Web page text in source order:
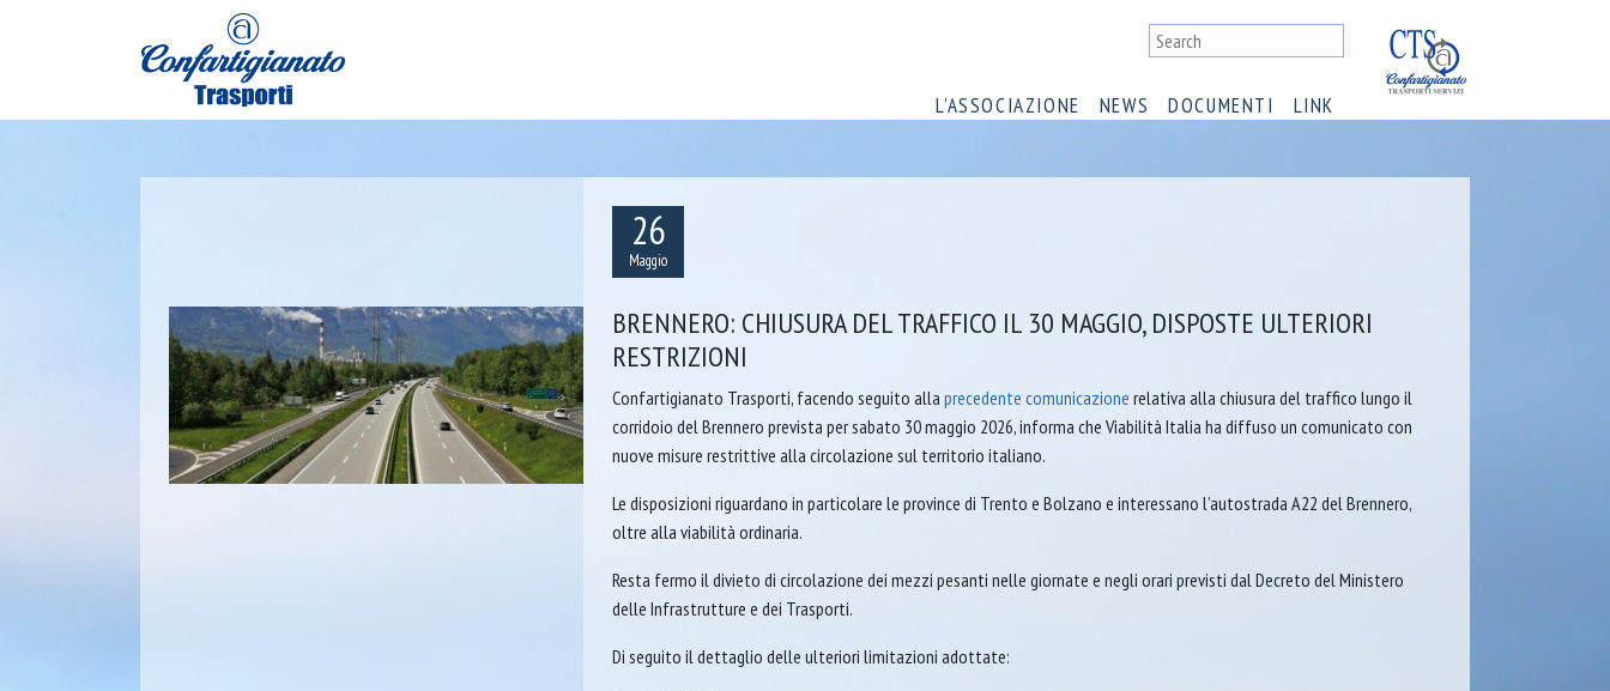
L’ASSOCIAZIONE NEWS DOCUMENTI LINK
26
Maggio
BRENNERO: CHIUSURA DEL TRAFFICO IL 30 MAGGIO, DISPOSTE ULTERIORI
RESTRIZIONI
Confartigianato Trasporti, facendo seguito alla precedente comunicazione relativa alla chiusura del traffico lungo il
corridoio del Brennero prevista per sabato 30 maggio 2026, informa che Viabilità Italia ha diffuso un comunicato con
nuove misure restrittive alla circolazione sul territorio italiano.
Le disposizioni riguardano in particolare le province di Trento e Bolzano e interessano l’autostrada A22 del Brennero,
oltre alla viabilità ordinaria.
Resta fermo il divieto di circolazione dei mezzi pesanti nelle giornate e negli orari previsti dal Decreto del Ministero
delle Infrastrutture e dei Trasporti.
Di seguito il dettaglio delle ulteriori limitazioni adottate: